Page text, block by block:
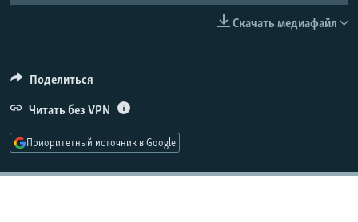
СОЦИАЛЬНЫЕ СЕТИ
Скачать медиафайл
Поделиться
Читать без VPN
Приоритетный источник в Google